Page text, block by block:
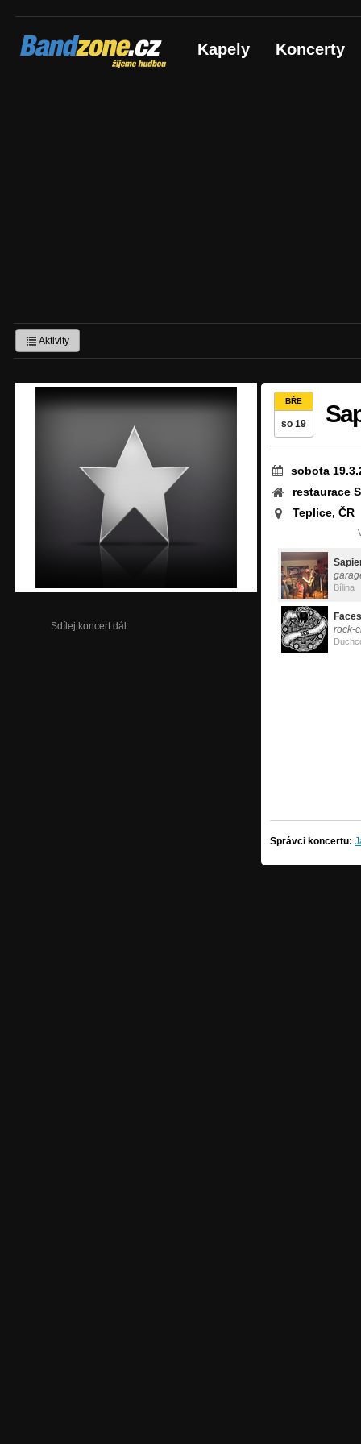
Bandzone.cz
žijeme hudbou Kapely Koncerty
Aktivity
Sdílej koncert dál:
BŘE
so 19
sobota
restaurace
Teplice, ČR
Bílina
rock-
Správci koncertu: